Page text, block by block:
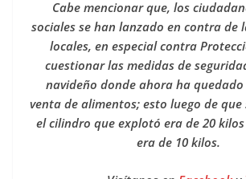
Cabe mencionar que, los
sociales se han lanzado en contra de
locales, en especial contra
cuestionar las medidas de
navideño donde ahora ha
venta de alimentos; esto luego de que
el cilindro que explotó era de 20
era de 10 kilos.